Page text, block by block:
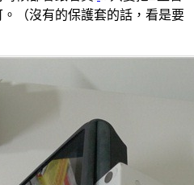
（沒有的保護套的話，看是要